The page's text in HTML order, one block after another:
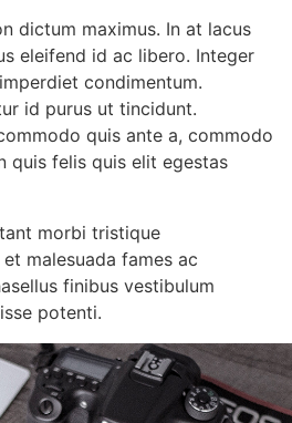
dictum maximus. In at lacus
eleifend id ac libero. Integer
condimentum.
id purus ut tincidunt.
quis ante a, commodo
quis felis quis elit egestas
morbi tristique
malesuada fames ac
finibus vestibulum
potenti.